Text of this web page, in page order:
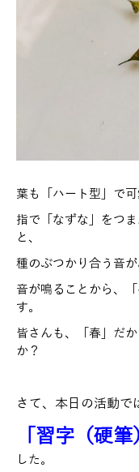
葉も「ハート型」で
指で「なずな」をつ
と、
種のぶつかり合う音が
音が鳴ることから、
す。
皆さんも、「春」だ
か？
さて、本日の活動で
「習字（硬筆
した。